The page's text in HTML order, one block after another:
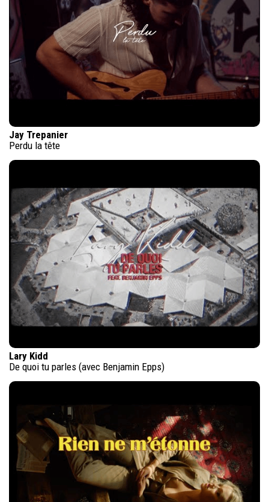
Jay Trepanier
Perdu la tête
Lary Kidd
De quoi tu parles (avec Benjamin Epps)